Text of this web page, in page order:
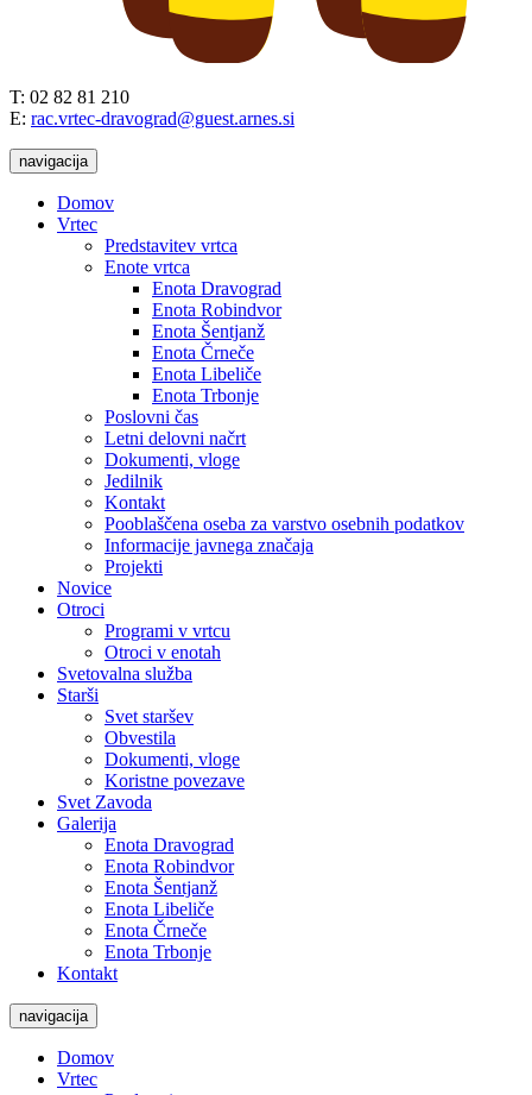
T: 02 82 81 210
E: rac.vrtec-dravograd@guest.arnes.si
navigacija
Domov
Vrtec
Predstavitev vrtca
Enote vrtca
Enota Dravograd
Enota Robindvor
Enota Šentjanž
Enota Črneče
Enota Libeliče
Enota Trbonje
Poslovni čas
Letni delovni načrt
Dokumenti, vloge
Jedilnik
Kontakt
Pooblaščena oseba za varstvo osebnih podatkov
Informacije javnega značaja
Projekti
Novice
Otroci
Programi v vrtcu
Otroci v enotah
Svetovalna služba
Starši
Svet staršev
Obvestila
Dokumenti, vloge
Koristne povezave
Svet Zavoda
Galerija
Enota Dravograd
Enota Robindvor
Enota Šentjanž
Enota Libeliče
Enota Črneče
Enota Trbonje
Kontakt
navigacija
Domov
Vrtec